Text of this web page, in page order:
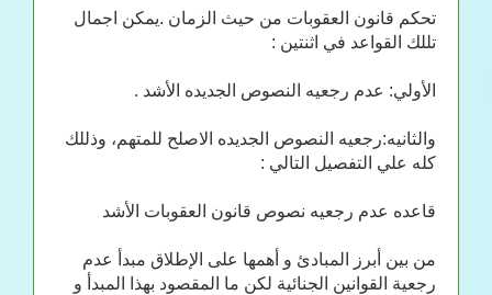
تحكم قانون العقوبات من حيث الزمان .يمكن اجمال
تللك القواعد في اثنتين :
الأولي: عدم رجعيه النصوص الجديده الأشد .
والثانيه:رجعيه النصوص الجديده الاصلح للمتهم، وذللك
كله علي التفصيل التالي :
قاعده عدم رجعيه نصوص قانون العقوبات الأشد
من بين أبرز المبادئ و أهمها على الإطلاق مبدأ عدم
رجعية القوانين الجنائية لكن ما المقصود بهذا المبدأ و